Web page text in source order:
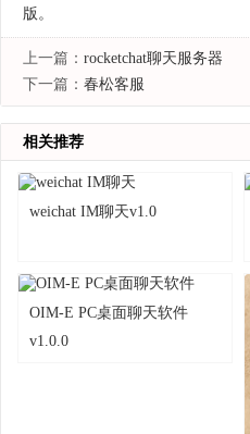
版。
上一篇： rocketchat聊天服务器
下一篇： 春松客服
相关推荐
weichat IM聊天v1.0
OIM-E PC桌面聊天软件
v1.0.0